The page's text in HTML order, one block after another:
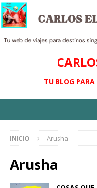
TU BLOG PARA
INICIO Arusha
Arusha